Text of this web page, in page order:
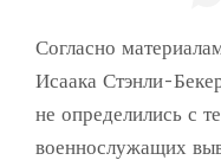
Согласно
Исаака Стэнли-
не определились с
военнослужащих